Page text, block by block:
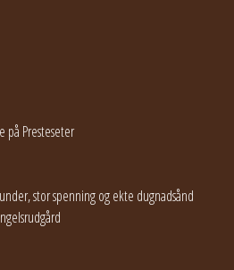
på Presteseter
stor spenning og ekte dugnadsånd